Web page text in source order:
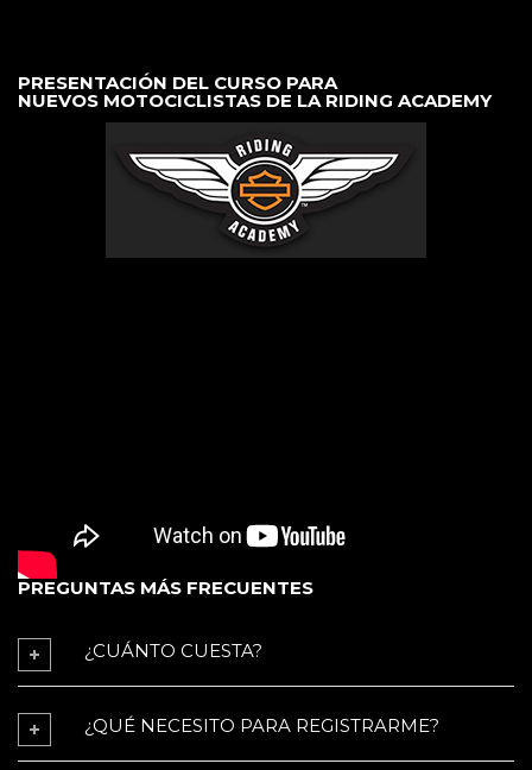
PRESENTACIÓN DEL CURSO PARA
NUEVOS MOTOCICLISTAS DE LA RIDING ACADEMY
PREGUNTAS MÁS FRECUENTES
¿CUÁNTO CUESTA?
¿QUÉ NECESITO PARA REGISTRARME?